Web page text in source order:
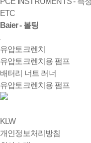
ETC
Baier - 볼팅
유압토크렌치
유압토크렌치용 펌프
배터리 너트 러너
유압토크렌치용 펌프
KLW
개인정보처리방침